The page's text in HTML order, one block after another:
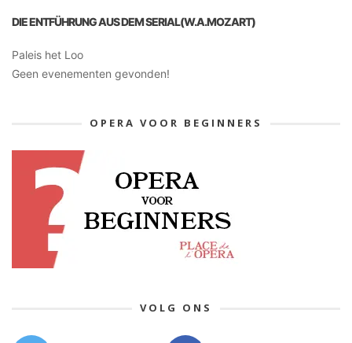
DIE ENTFÜHRUNG AUS DEM SERIAL(W.A.MOZART)
Paleis het Loo
Geen evenementen gevonden!
OPERA VOOR BEGINNERS
VOLG ONS